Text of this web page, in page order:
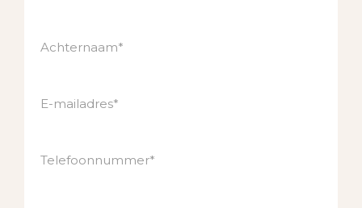
Achternaam*
E-mailadres*
Telefoonnummer*